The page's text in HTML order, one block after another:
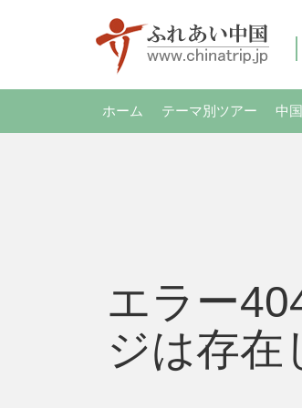
ホーム テーマ別ツアー 中
エラー
ジは存在